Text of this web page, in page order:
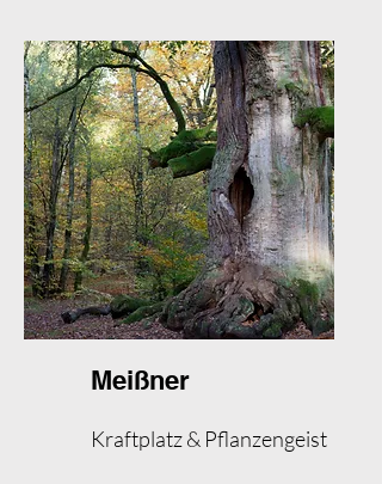
Meißner
Kraftplatz & Pflanzengeist